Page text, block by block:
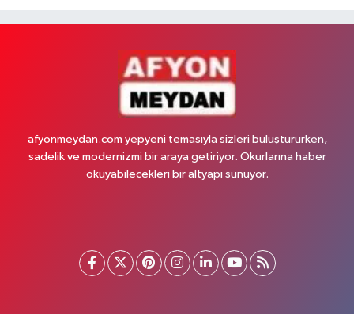
afyonmeydan.com yepyeni temasıyla sizleri buluştururken,
sadelik ve modernizmi bir araya getiriyor. Okurlarına haber
okuyabilecekleri bir altyapı sunuyor.